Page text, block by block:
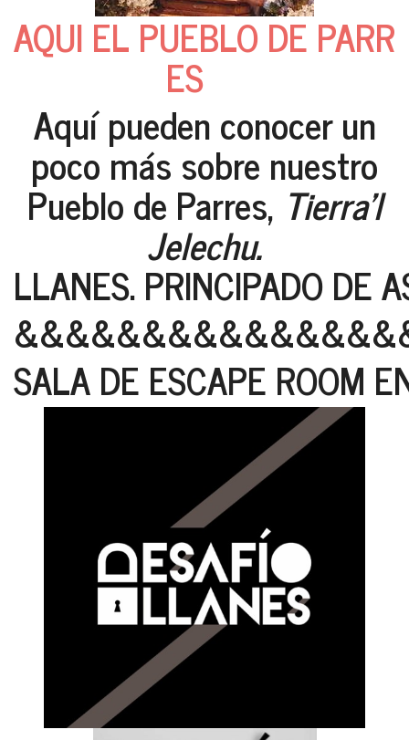
AQUI EL PUEBLO DE PARR
ES
Aquí pueden conocer un
poco más sobre nuestro
Pueblo de Parres, Tierra'l
Jelechu.
LLANES. PRINCIPADO DE
SALA DE ESCAPE ROOM